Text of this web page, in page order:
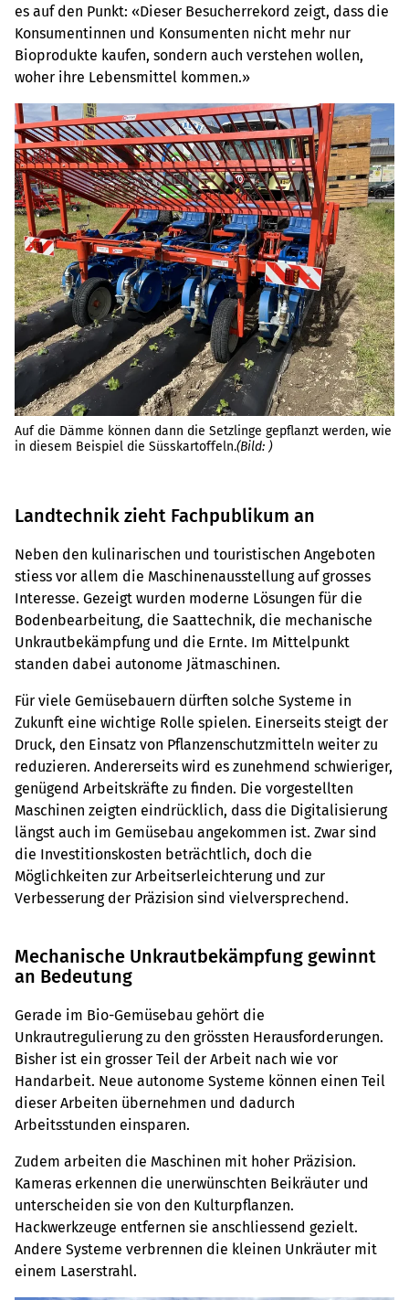
es auf den Punkt: «Dieser Besucherrekord zeigt, dass die
Konsumentinnen und Konsumenten nicht mehr nur
Bioprodukte kaufen, sondern auch verstehen wollen,
woher ihre Lebensmittel kommen.»
Auf die Dämme können dann die Setzlinge gepflanzt werden, wie
in diesem Beispiel die Süsskartoffeln.(Bild: )
Landtechnik zieht Fachpublikum an
Neben den kulinarischen und touristischen Angeboten
stiess vor allem die Maschinenausstellung auf grosses
Interesse. Gezeigt wurden moderne Lösungen für die
Bodenbearbeitung, die Saattechnik, die mechanische
Unkrautbekämpfung und die Ernte. Im Mittelpunkt
standen dabei autonome Jätmaschinen.
Für viele Gemüsebauern dürften solche Systeme in
Zukunft eine wichtige Rolle spielen. Einerseits steigt der
Druck, den Einsatz von Pflanzenschutzmitteln weiter zu
reduzieren. Andererseits wird es zunehmend schwieriger,
genügend Arbeitskräfte zu finden. Die vorgestellten
Maschinen zeigten eindrücklich, dass die Digitalisierung
längst auch im Gemüsebau angekommen ist. Zwar sind
die Investitionskosten beträchtlich, doch die
Möglichkeiten zur Arbeitserleichterung und zur
Verbesserung der Präzision sind vielversprechend.
Mechanische Unkrautbekämpfung gewinnt
an Bedeutung
Gerade im Bio-Gemüsebau gehört die
Unkrautregulierung zu den grössten Herausforderungen.
Bisher ist ein grosser Teil der Arbeit nach wie vor
Handarbeit. Neue autonome Systeme können einen Teil
dieser Arbeiten übernehmen und dadurch
Arbeitsstunden einsparen.
Zudem arbeiten die Maschinen mit hoher Präzision.
Kameras erkennen die unerwünschten Beikräuter und
unterscheiden sie von den Kulturpflanzen.
Hackwerkzeuge entfernen sie anschliessend gezielt.
Andere Systeme verbrennen die kleinen Unkräuter mit
einem Laserstrahl.